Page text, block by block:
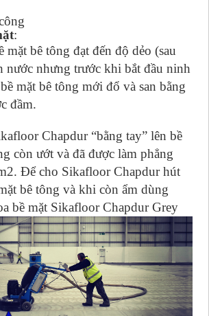
:
mặt bê tông đạt đến độ dẻo (sau
nước nhưng trước khi bắt đầu ninh
mặt bê tông mới đổ và san bằng
đầm.
Chapdur “bằng tay” lên bề
còn ướt và đã được làm phẳng
Để cho Sikafloor Chapdur hút
bê tông và khi còn ẩm dùng
bề mặt Sikafloor Chapdur Grey